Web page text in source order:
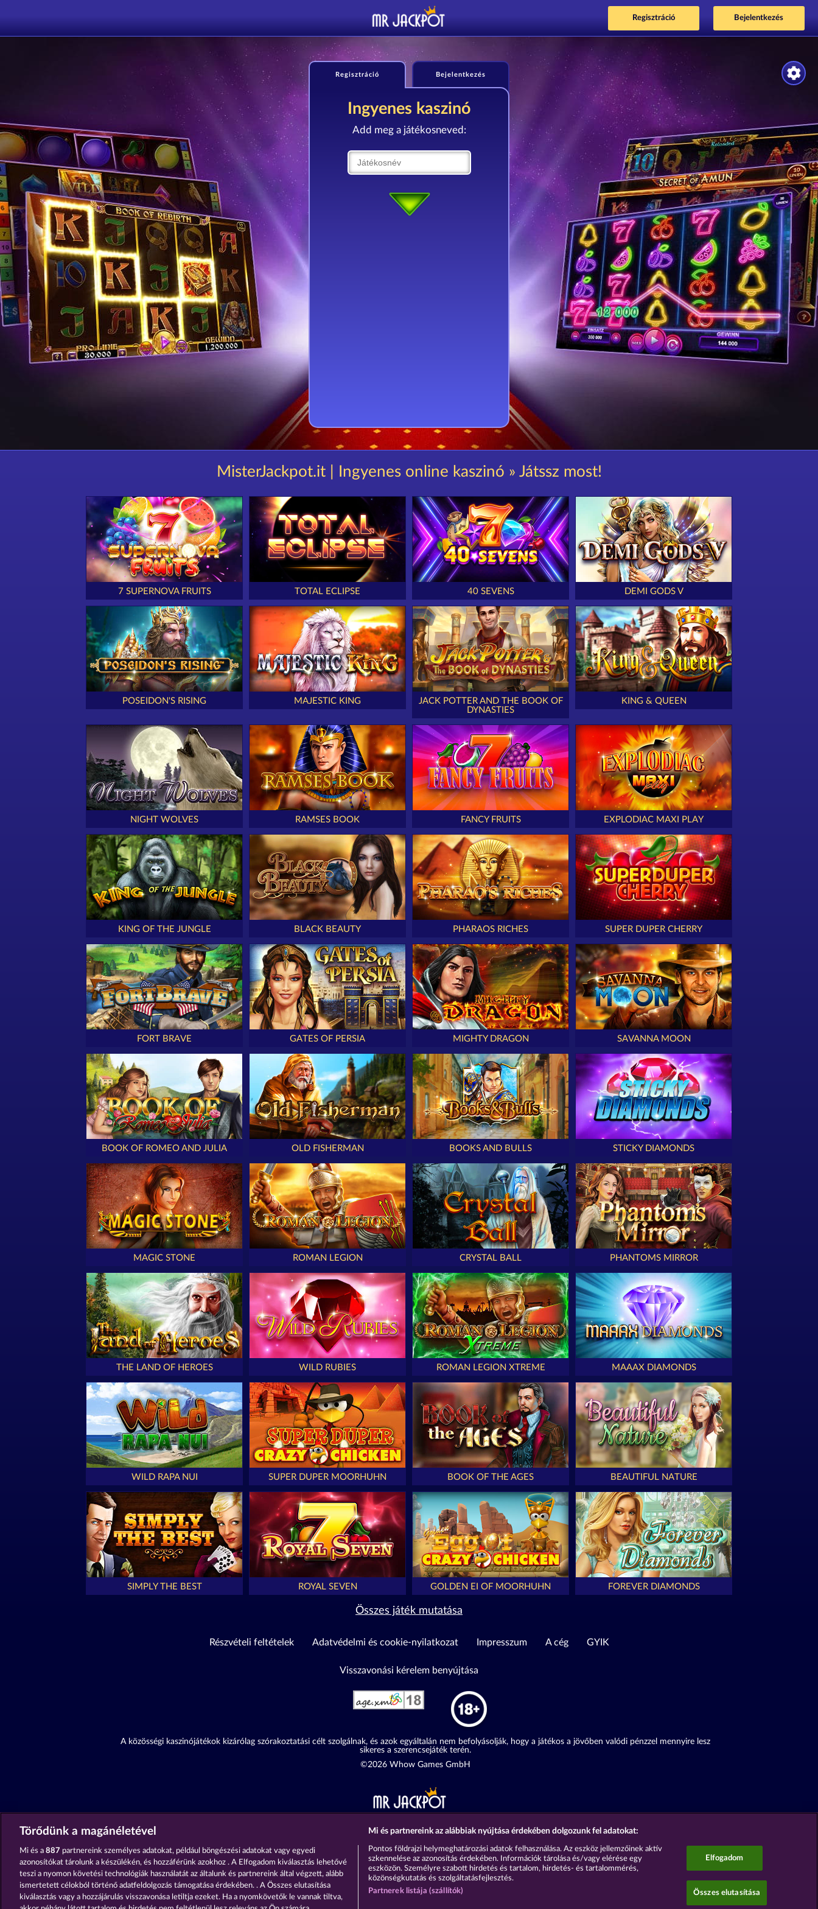
Regisztráció Bejelentkezés
Regisztráció Bejelentkezés
Ingyenes kaszinó
Add meg a játékosneved:
MisterJackpot.it | Ingyenes online kaszinó » Játssz most!
7 SUPERNOVA FRUITS TOTAL ECLIPSE 40 SEVENS DEMI GODS V
POSEIDON'S RISING MAJESTIC KING
JACK POTTER AND THE BOOK OF
DYNASTIES
KING & QUEEN
NIGHT WOLVES RAMSES BOOK FANCY FRUITS EXPLODIAC MAXI PLAY
KING OF THE JUNGLE BLACK BEAUTY PHARAOS RICHES SUPER DUPER CHERRY
FORT BRAVE GATES OF PERSIA MIGHTY DRAGON SAVANNA MOON
BOOK OF ROMEO AND JULIA OLD FISHERMAN BOOKS AND BULLS STICKY DIAMONDS
MAGIC STONE ROMAN LEGION CRYSTAL BALL PHANTOMS MIRROR
THE LAND OF HEROES WILD RUBIES ROMAN LEGION XTREME MAAAX DIAMONDS
WILD RAPA NUI SUPER DUPER MOORHUHN BOOK OF THE AGES BEAUTIFUL NATURE
SIMPLY THE BEST ROYAL SEVEN GOLDEN EI OF MOORHUHN FOREVER DIAMONDS
Összes játék mutatása
Részvételi feltételek Adatvédelmi és cookie-nyilatkozat Impresszum A cég GYIK
Visszavonási kérelem benyújtása
A közösségi kaszinójátékok kizárólag szórakoztatási célt szolgálnak, és azok egyáltalán nem befolyásolják, hogy a játékos a jövőben valódi pénzzel mennyire lesz
sikeres a szerencsejáték terén.
©2026 Whow Games GmbH
Törődünk a magánéletével
Mi és a 887 partnereink személyes adatokat, például böngészési adatokat vagy egyedi
azonosítókat tárolunk a készülékén, és hozzáférünk azokhoz . A Elfogadom kiválasztás lehetővé
teszi a nyomon követési technológiák használatát az általunk és partnereink által végzett, alább
ismertetett célokból történő adatfeldolgozás támogatása érdekében. . A Összes elutasítása
kiválasztás vagy a hozzájárulás visszavonása letiltja ezeket. Ha a nyomkövetők le vannak tiltva,
Mi és partnereink az alábbiak nyújtása érdekében dolgozunk fel adatokat:
Pontos földrajzi helymeghatározási adatok felhasználása. Az eszköz jellemzőinek aktív
szkennelése az azonosítás érdekében. Információk tárolása és/vagy elérése egy
eszközön. Személyre szabott hirdetés és tartalom, hirdetés- és tartalommérés,
közönségkutatás és szolgáltatásfejlesztés.
Partnerek listája (szállítók)
Elfogadom
Összes elutasítása